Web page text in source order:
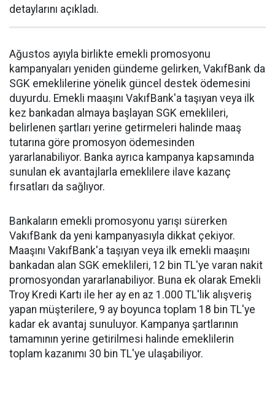
detaylarını açıkladı.
Ağustos ayıyla birlikte emekli promosyonu
kampanyaları yeniden gündeme gelirken, VakıfBank da
SGK emeklilerine yönelik güncel destek ödemesini
duyurdu. Emekli maaşını VakıfBank'a taşıyan veya ilk
kez bankadan almaya başlayan SGK emeklileri,
belirlenen şartları yerine getirmeleri halinde maaş
tutarına göre promosyon ödemesinden
yararlanabiliyor. Banka ayrıca kampanya kapsamında
sunulan ek avantajlarla emeklilere ilave kazanç
fırsatları da sağlıyor.
Bankaların emekli promosyonu yarışı sürerken
VakıfBank da yeni kampanyasıyla dikkat çekiyor.
Maaşını VakıfBank'a taşıyan veya ilk emekli maaşını
bankadan alan SGK emeklileri, 12 bin TL'ye varan nakit
promosyondan yararlanabiliyor. Buna ek olarak Emekli
Troy Kredi Kartı ile her ay en az 1.000 TL'lik alışveriş
yapan müşterilere, 9 ay boyunca toplam 18 bin TL'ye
kadar ek avantaj sunuluyor. Kampanya şartlarının
tamamının yerine getirilmesi halinde emeklilerin
toplam kazanımı 30 bin TL'ye ulaşabiliyor.